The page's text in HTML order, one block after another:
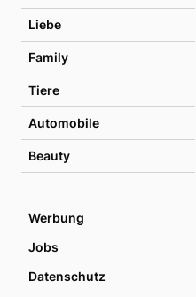
Liebe
Family
Tiere
Automobile
Beauty
Werbung
Jobs
Datenschutz